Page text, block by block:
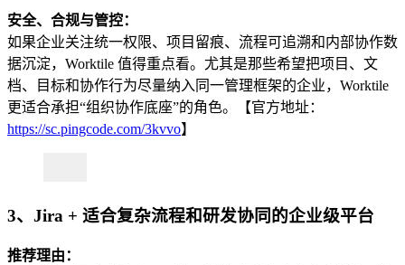
安全、合规与管控：
如果企业关注统一权限、项目留痕、流程可追溯和内部协作数
据沉淀，Worktile 值得重点看。尤其是那些希望把项目、文
档、目标和协作行为尽量纳入同一管理框架的企业，Worktile
更适合承担“组织协作底座”的角色。【官方地址：
https://sc.pingcode.com/3kvvo】
3、Jira + 适合复杂流程和研发协同的企业级平台
推荐理由：